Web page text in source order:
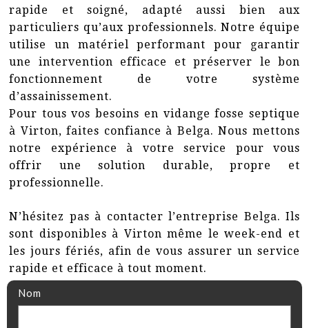
rapide et soigné, adapté aussi bien aux
particuliers qu’aux professionnels. Notre équipe
utilise un matériel performant pour garantir
une intervention efficace et préserver le bon
fonctionnement de votre système
d’assainissement.
Pour tous vos besoins en vidange fosse septique
à Virton, faites confiance à Belga. Nous mettons
notre expérience à votre service pour vous
offrir une solution durable, propre et
professionnelle.
N’hésitez pas à contacter l’entreprise Belga. Ils
sont disponibles à Virton même le week-end et
les jours fériés, afin de vous assurer un service
rapide et efficace à tout moment.
Nom